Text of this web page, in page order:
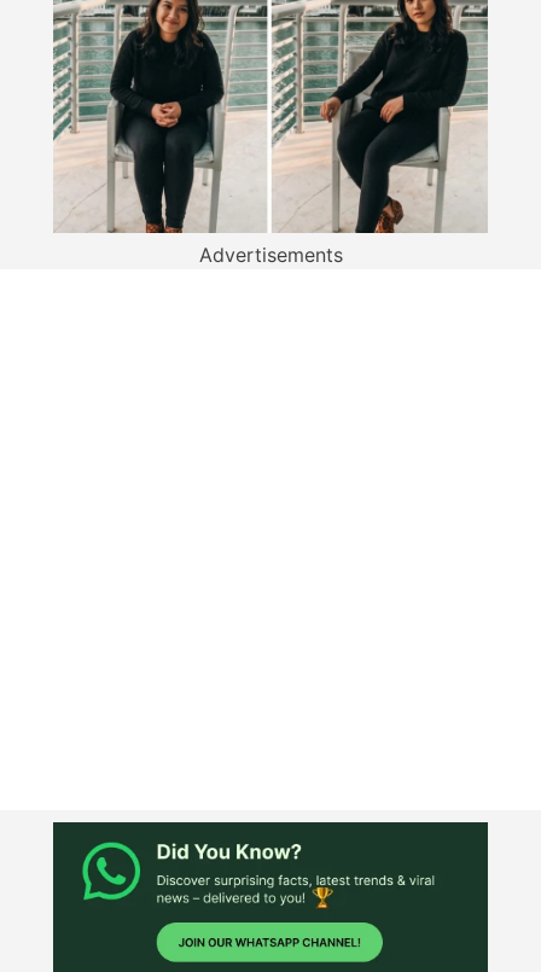
Advertisements